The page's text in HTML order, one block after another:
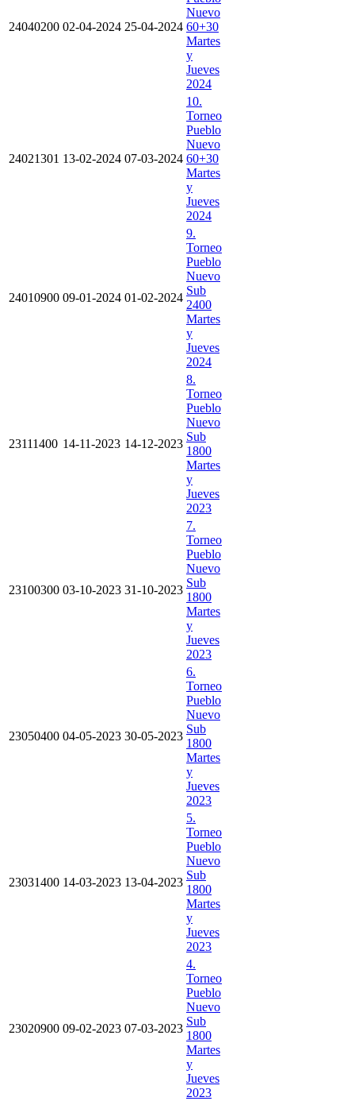
24040200 02-04-2024 25-04-2024
Nuevo
60+30
Martes
y
Jueves
2024
24021301 13-02-2024 07-03-2024
10.
Torneo
Pueblo
Nuevo
60+30
Martes
y
Jueves
2024
24010900 09-01-2024 01-02-2024
9.
Torneo
Pueblo
Nuevo
Sub
2400
Martes
y
Jueves
2024
23111400 14-11-2023 14-12-2023
8.
Torneo
Pueblo
Nuevo
Sub
1800
Martes
y
Jueves
2023
23100300 03-10-2023 31-10-2023
7.
Torneo
Pueblo
Nuevo
Sub
1800
Martes
y
Jueves
2023
23050400 04-05-2023 30-05-2023
6.
Torneo
Pueblo
Nuevo
Sub
1800
Martes
y
Jueves
2023
23031400 14-03-2023 13-04-2023
5.
Torneo
Pueblo
Nuevo
Sub
1800
Martes
y
Jueves
2023
23020900 09-02-2023 07-03-2023
4.
Torneo
Pueblo
Nuevo
Sub
1800
Martes
y
Jueves
2023